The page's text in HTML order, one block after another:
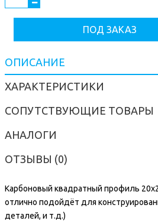
ПОД ЗАКАЗ
ОПИСАНИЕ
ХАРАКТЕРИСТИКИ
СОПУТСТВУЮЩИЕ ТОВАРЫ
АНАЛОГИ
ОТЗЫВЫ (0)
Карбоновый квадратный профиль
отлично подойдёт для
деталей, и т.д.)